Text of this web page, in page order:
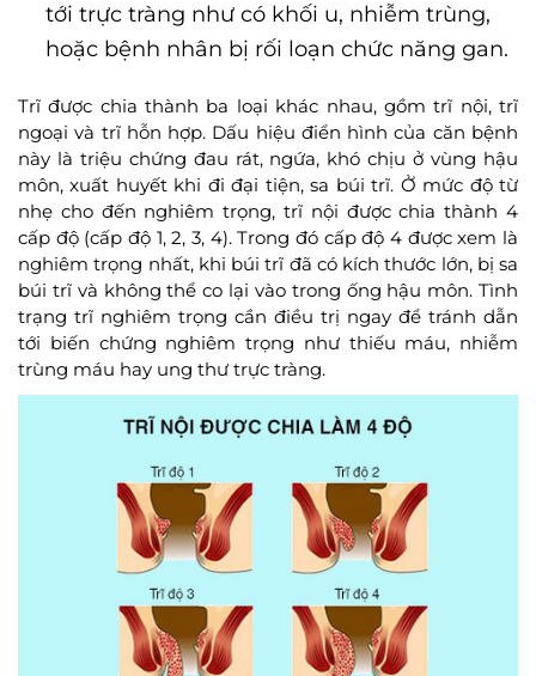
tới trực tràng như có khối u, nhiễm trùng,
hoặc bệnh nhân bị rối loạn chức năng gan.
Trĩ được chia thành ba loại khác nhau, gồm trĩ nội, trĩ
ngoại và trĩ hỗn hợp. Dấu hiệu điển hình của căn bệnh
này là triệu chứng đau rát, ngứa, khó chịu ở vùng hậu
môn, xuất huyết khi đi đại tiện, sa búi trĩ. Ở mức độ từ
nhẹ cho đến nghiêm trọng, trĩ nội được chia thành 4
cấp độ (cấp độ 1, 2, 3, 4). Trong đó cấp độ 4 được xem là
nghiêm trọng nhất, khi búi trĩ đã có kích thước lớn, bị sa
búi trĩ và không thể co lại vào trong ống hậu môn. Tình
trạng trĩ nghiêm trọng cần điều trị ngay để tránh dẫn
tới biến chứng nghiêm trọng như thiếu máu, nhiễm
trùng máu hay ung thư trực tràng.